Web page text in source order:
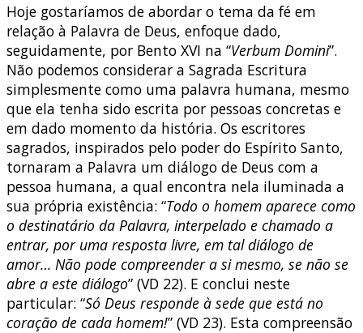
Hoje gostaríamos de abordar o tema da fé em
relação à Palavra de Deus, enfoque dado,
seguidamente, por Bento XVI na “Verbum Domini”.
Não podemos considerar a Sagrada Escritura
simplesmente como uma palavra humana, mesmo
que ela tenha sido escrita por pessoas concretas e
em dado momento da história. Os escritores
sagrados, inspirados pelo poder do Espírito Santo,
tornaram a Palavra um diálogo de Deus com a
pessoa humana, a qual encontra nela iluminada a
sua própria existência: “Todo o homem aparece como
o destinatário da Palavra, interpelado e chamado a
entrar, por uma resposta livre, em tal diálogo de
amor… Não pode compreender a si mesmo, se não se
abre a este diálogo” (VD 22). E conclui neste
particular: “Só Deus responde à sede que está no
coração de cada homem!” (VD 23). Esta compreensão